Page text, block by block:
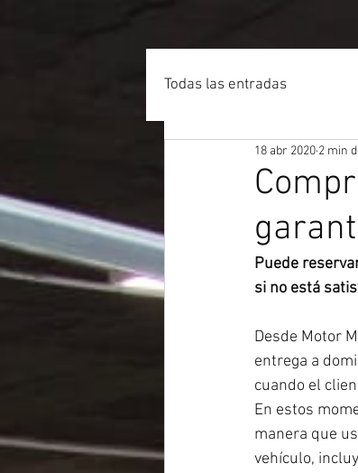
Todas las entradas
18 abr 2020 2 min
Puede
si no está
Desde Motor
entrega a
cuando el
En estos
manera que
vehículo,